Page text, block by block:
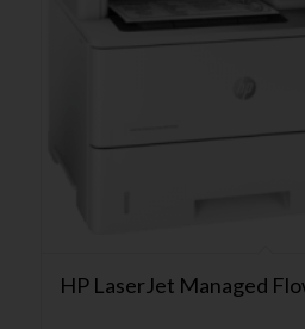
HP LaserJet Managed